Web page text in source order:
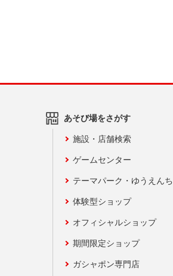
あそび場をさがす
施設・店舗検索
ゲームセンター
テーマパーク・ゆうえんち
体験型ショップ
オフィシャルショップ
期間限定ショップ
ガシャポン専門店